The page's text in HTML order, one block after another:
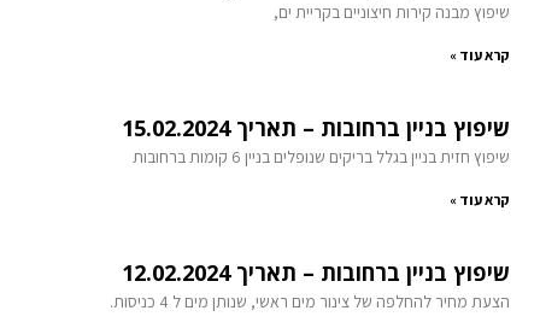
שיפוץ מבנה קירות חיצוניים בקריית ים,
קרא עוד »
שיפוץ בניין ברחובות – תאריך 15.02.2024
שיפוץ חזית בניין בגלל בריקים שנופלים בניין 6 קומות ברחובות
קרא עוד »
שיפוץ בניין ברחובות – תאריך 12.02.2024
הצעת מחיר להחלפה של צינור מים ראשי, שנותן מים ל 4 כניסות.